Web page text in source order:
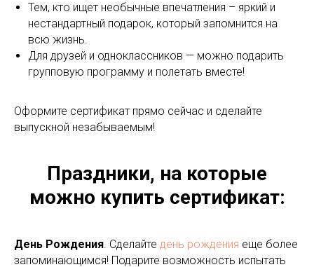
Тем, кто ищет необычные впечатления – яркий и
нестандартный подарок, который запомнится на
всю жизнь.
Для друзей и одноклассников — можно подарить
групповую программу и полетать вместе!
Оформите сертификат прямо сейчас и сделайте
выпускной незабываемым!
Праздники, на которые
можно купить сертификат:
День Рождения. Сделайте день рождения еще более
запоминающимся! Подарите возможность испытать